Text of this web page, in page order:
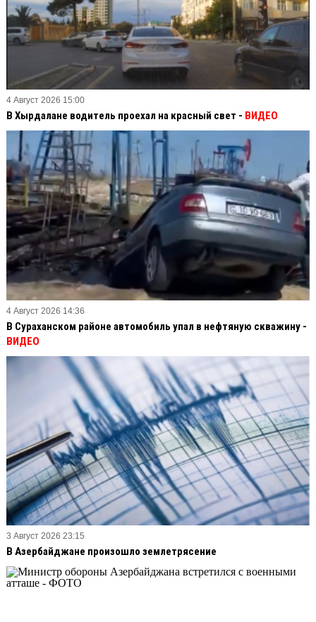
4 Август 2026 15:00
В Хырдалане водитель проехал на красный свет - ВИДЕО
4 Август 2026 14:36
В Сураханском районе автомобиль упал в нефтяную скважину -
ВИДЕО
3 Август 2026 23:15
В Азербайджане произошло землетрясение